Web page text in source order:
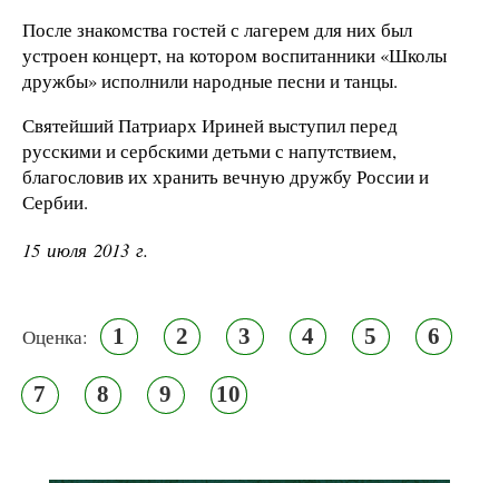
После знакомства гостей с лагерем для них был
устроен концерт, на котором воспитанники «Школы
дружбы» исполнили народные песни и танцы.
Святейший Патриарх Ириней выступил перед
русскими и сербскими детьми с напутствием,
благословив их хранить вечную дружбу России и
Сербии.
15 июля 2013 г.
Оценка: 1 2 3 4 5 6
7 8 9 10